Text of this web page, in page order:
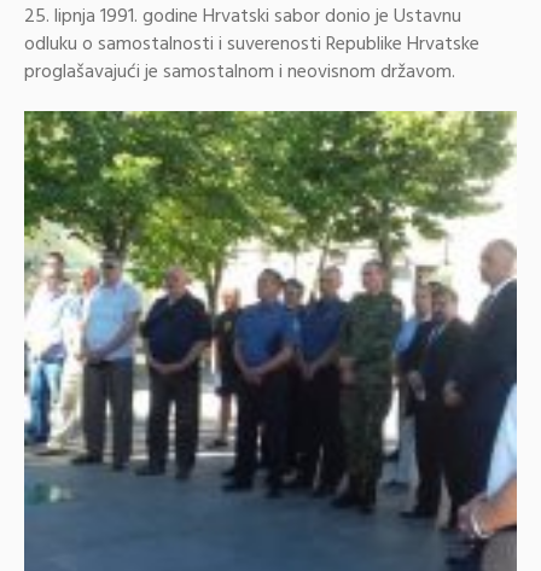
25. lipnja 1991. godine Hrvatski sabor donio je Ustavnu
odluku o samostalnosti i suverenosti Republike Hrvatske
proglašavajući je samostalnom i neovisnom državom.